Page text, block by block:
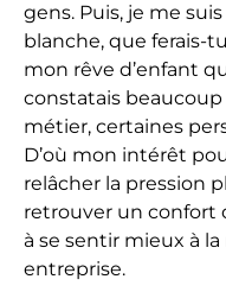
gens. Puis, je me
blanche, que ferais-
mon rêve d’enfant
constatais
métier, certaines
D’où mon intérêt
relâcher la pression
retrouver un confort
à se sentir mieux à
entreprise.